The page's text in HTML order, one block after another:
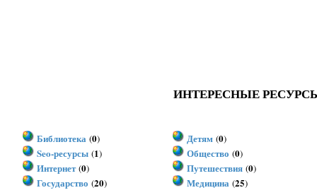
ИНТЕРЕСНЫЕ
Библиотека (0) Детям (0)
Seo-ресурсы (1) Общество (0)
Интернет(0) Путешествия (0)
Государство (20) Медицина (25)